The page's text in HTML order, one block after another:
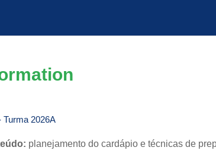
Turma 2026A
planejamento do cardápio e técnicas de